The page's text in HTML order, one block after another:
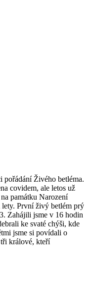
pořádání Živého betléma.
covidem, ale letos už
památku Narození
lety. První živý betlém prý
Zahájili jsme v 16 hodin
ke svaté chýši, kde
jsme si povídali o
králové, kteří
akcí nás provázel zpěv